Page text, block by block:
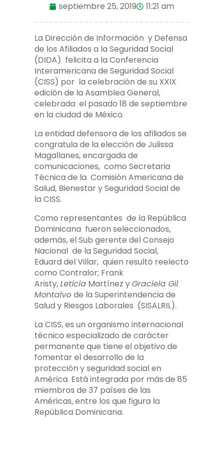
septiembre 25, 2019 11:21 am
La Dirección de Información y Defensa
de los Afiliados a la Seguridad Social
(DIDA) felicita a la Conferencia
Interamericana de Seguridad Social
(CISS) por la celebración de su XXIX
edición de la Asamblea General,
celebrada el pasado 18 de septiembre
en la ciudad de México.
La entidad defensora de los afiliados se
congratula de la elección de Julissa
Magallanes, encargada de
comunicaciones, como Secretaria
Técnica de la Comisión Americana de
Salud, Bienestar y Seguridad Social de
la CISS.
Como representantes de la República
Dominicana fueron seleccionados,
además, el Sub gerente del Consejo
Nacional de la Seguridad Social,
Eduard del Villar, quien resultó reelecto
como Contralor; Frank
Aristy,Leticia Martínez yGraciela Gil
Montalvo de la Superintendencia de
Salud y Riesgos Laborales (SISALRIL).
La CISS, es un organismo internacional
técnico especializado de carácter
permanente que tiene el objetivo de
fomentar el desarrollo de la
protección y seguridad social en
América. Está integrada por más de 85
miembros de 37 países de las
Américas, entre los que figura la
República Dominicana.